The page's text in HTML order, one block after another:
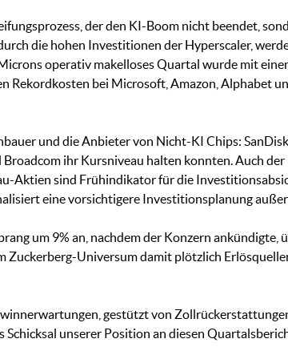
der den KI-Boom nicht beendet,
die hohen Investitionen der Hyperscaler,
operativ makelloses Quartal wurde mit
Rekordkosten bei Microsoft, Amazon, Alphabet
und die Anbieter von Nicht-KI Chips:
Broadcom ihr Kursniveau halten konnten. Auch
Aktien sind Frühindikator für die
eine vorsichtigere Investitionsplanung
um 9% an, nachdem der Konzern ankündigte,
Zuckerberg-Universum damit plötzlich
gestützt von
unserer Position an diesen